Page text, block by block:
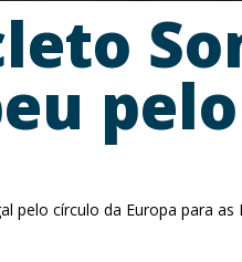
pelo círculo da Europa para